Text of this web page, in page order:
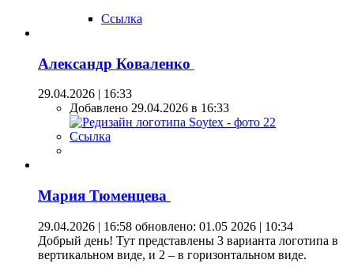
Ссылка
Александр Коваленко
29.04.2026 | 16:33
Добавлено 29.04.2026 в 16:33
Ссылка
Мария Тюменцева
29.04.2026 | 16:58 обновлено: 01.05 2026 | 10:34
Добрый день! Тут представлены 3 варианта логотипа в
вертикальном виде, и 2 – в горизонтальном виде.